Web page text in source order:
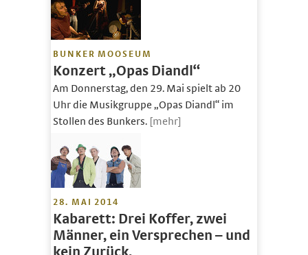
BUNKER MOOSEUM
Konzert „Opas Diandl“
Am Donnerstag, den 29. Mai spielt ab 20
Uhr die Musikgruppe „Opas Diandl“ im
Stollen des Bunkers. [mehr]
28. MAI 2014
Kabarett: Drei Koffer, zwei
Männer, ein Versprechen – und